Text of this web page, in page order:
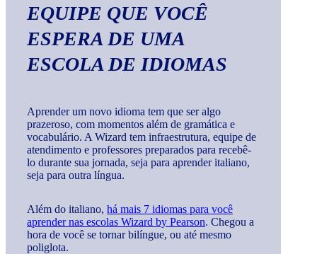
EQUIPE QUE VOCÊ
ESPERA DE UMA
ESCOLA DE IDIOMAS
Aprender um novo idioma tem que ser algo
prazeroso, com momentos além de gramática e
vocabulário. A Wizard tem infraestrutura, equipe de
atendimento e professores preparados para recebê-
lo durante sua jornada, seja para aprender italiano,
seja para outra língua.
Além do italiano, há mais 7 idiomas para você
aprender nas escolas Wizard by Pearson. Chegou a
hora de você se tornar bilíngue, ou até mesmo
poliglota.